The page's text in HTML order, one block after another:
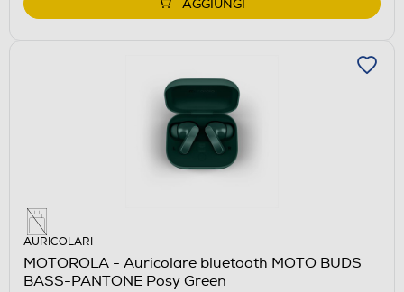
AGGIUNGI
AURICOLARI
MOTOROLA - Auricolare bluetooth MOTO BUDS
BASS-PANTONE Posy Green